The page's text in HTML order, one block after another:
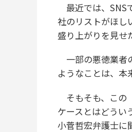
最近では、SNS
社のリストがほし
盛り上がりを見せ
一部の悪徳業者
ようなことは、本
そもそも、この
ケースとはどうい
小菅哲宏弁護士に